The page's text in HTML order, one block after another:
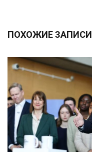
ПОХОЖИЕ ЗАПИСИ